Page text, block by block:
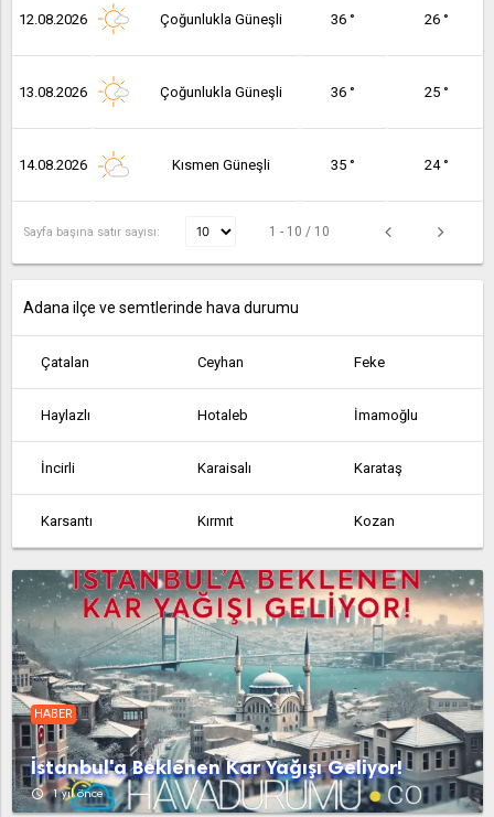
12.08.2026 Çoğunlukla Güneşli 36 ° 26 °
13.08.2026 Çoğunlukla Güneşli 36 ° 25 °
14.08.2026 Kısmen Güneşli 35 ° 24 °
Sayfa başına satır sayısı: 1 - 10 / 10
Adana ilçe ve semtlerinde hava durumu
Çatalan Ceyhan Feke
Haylazlı Hotaleb İmamoğlu
İncirli Karaisalı Karataş
Karsantı Kırmıt Kozan
Kurtkulağı Mercimek Pozantı
Sağkaya Saimbeyli Seyhan
Tufanbeyli Yakapınar Yumurtalık
Çatalan Ceyhan Feke
Haylazlı Hotaleb İmamoğlu
HABER
İstanbul'a Beklenen Kar Yağışı Geliyor!
access_time 1 yıl önce